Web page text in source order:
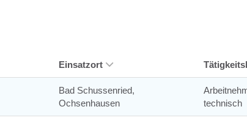
Einsatzort
Bad Schussenried,
Ochsenhausen
technisch